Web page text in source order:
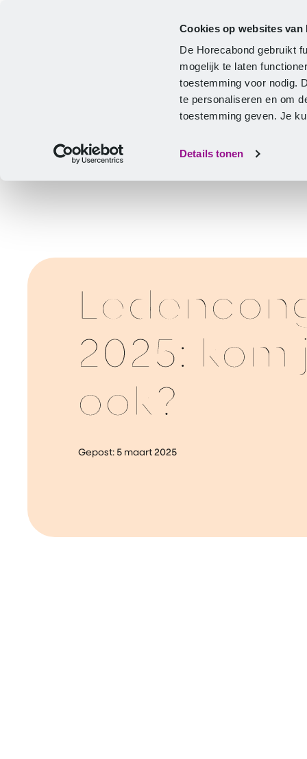
Cookies op websites van
De Horecabond gebruikt
mogelijk te laten
toestemming voor nodig.
te personaliseren en om
toestemming geven. Je
Details tonen
2025: kom
ook?
Gepost: 5 maart 2025